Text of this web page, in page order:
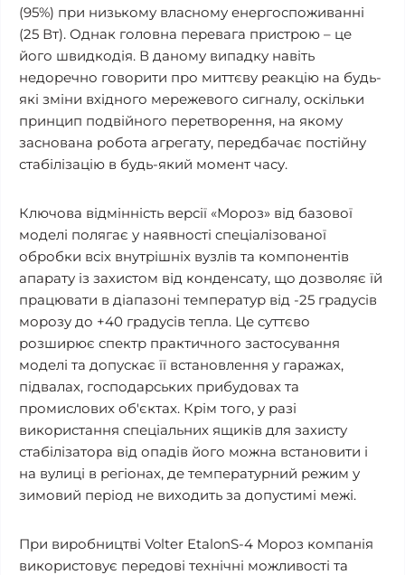
(95%) при низькому власному енергоспоживанні
(25 Вт). Однак головна перевага пристрою – це
його швидкодія. В даному випадку навіть
недоречно говорити про миттєву реакцію на будь-
які зміни вхідного мережевого сигналу, оскільки
принцип подвійного перетворення, на якому
заснована робота агрегату, передбачає постійну
стабілізацію в будь-який момент часу.
Ключова відмінність версії «Мороз» від базової
моделі полягає у наявності спеціалізованої
обробки всіх внутрішніх вузлів та компонентів
апарату із захистом від конденсату, що дозволяє їй
працювати в діапазоні температур від -25 градусів
морозу до +40 градусів тепла. Це суттєво
розширює спектр практичного застосування
моделі та допускає її встановлення у гаражах,
підвалах, господарських прибудовах та
промислових об'єктах. Крім того, у разі
використання спеціальних ящиків для захисту
стабілізатора від опадів його можна встановити і
на вулиці в регіонах, де температурний режим у
зимовий період не виходить за допустимі межі.
При виробництві Volter EtalonS-4 Мороз компанія
використовує передові технічні можливості та